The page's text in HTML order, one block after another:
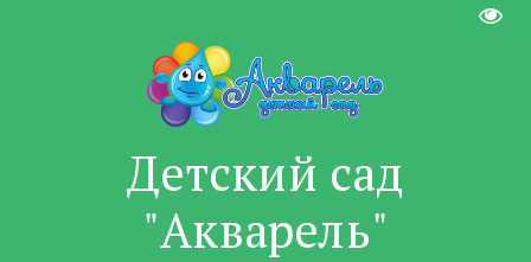
Детский сад
"Акварель"